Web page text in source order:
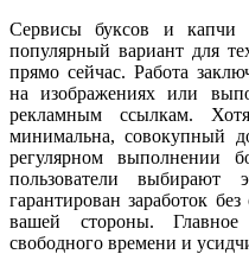
Сервисы буксов и капчи
популярный вариант для
прямо сейчас. Работа
на изображениях или
рекламным ссылкам.
минимальна, совокупный
регулярном выполнении
пользователи выбирают
гарантирован заработок
вашей стороны.
свободного времени и